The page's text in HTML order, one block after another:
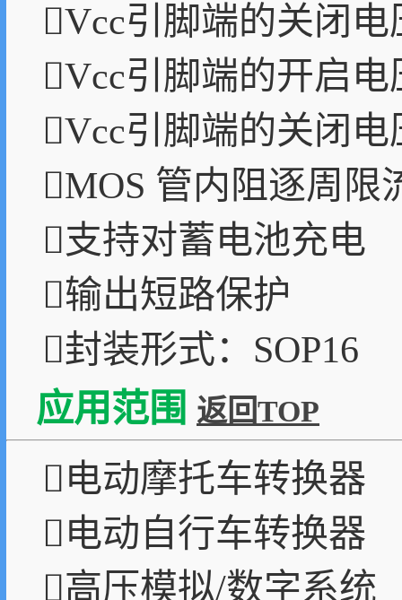
Vcc引脚端的关闭电
Vcc引脚端的开启电
Vcc引脚端的关闭电
MOS 管内阻逐周限
支持对蓄电池充电
输出短路保护
封装形式：SOP16
应用范围 返回TOP
电动摩托车转换器
电动自行车转换器
高压模拟/数字系统